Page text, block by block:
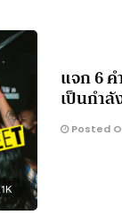
แจก 6 ค
เป็นกำ
Posted